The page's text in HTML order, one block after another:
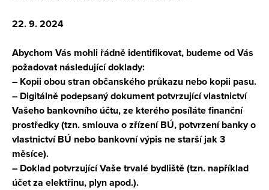
22. 9. 2024
Abychom Vás mohli řádně identifikovat, budeme od Vás
požadovat následující doklady:
– Kopii obou stran občanského průkazu nebo kopii pasu.
– Digitálně podepsaný dokument potvrzující vlastnictví
Vašeho bankovního účtu, ze kterého posíláte finanční
prostředky (tzn. smlouva o zřízení BÚ, potvrzení banky o
vlastnictví BÚ nebo bankovní výpis ne starší jak 3
měsíce).
– Doklad potvrzující Vaše trvalé bydliště (tzn. například
účet za elektřinu, plyn apod.).